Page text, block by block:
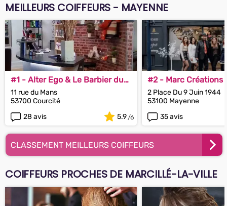
MEILLEURS COIFFEURS - MAYENNE
#1 - Alter Ego & Le Barbier du
Coin
11 rue du Mans
53700 Courcité
28 avis
5.9
#2 - Marc Créations
2 Place Du 9 Juin 1944
53100 Mayenne
35 avis
CLASSEMENT MEILLEURS COIFFEURS
COIFFEURS PROCHES DE MARCILLÉ-LA-VILLE